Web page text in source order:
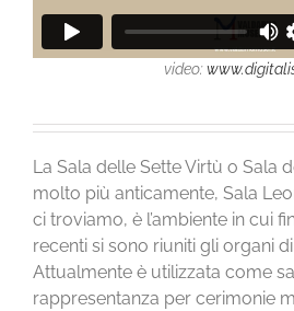
video:
La Sala delle Sette Virtù o Sala
molto più anticamente, Sala
ci troviamo, è l’ambiente in cui
recenti si sono riuniti gli organi
Attualmente è utilizzata come
rappresentanza per cerimonie